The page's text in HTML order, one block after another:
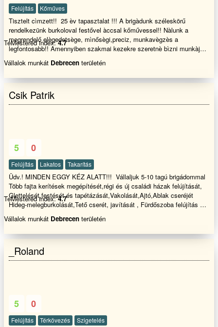
Felújítás Kőműves
Tisztelt cìmzett!! 25 èv tapasztalat !!! A brigàdunk széleskörű
rendelkezünk burkoloval festővel àccsal kőművessel!! Nàlunk a
megrendelő elègedetsège, mìnősègi,preciz, munkavègzès a
legfontosabb!! Amennyiben szakmai kezekre szeretnè bìzni munkàjàt
TeMestered index:4.7
Vállalok munkát Debrecen területén
Csik Patrik
5 0
Felújítás Lakatos Takarítás
Üdv.! MINDEN EGGY KÉZ ALATT!!! Vállaljuk 5-10 tagú brigádommal
Több fajta kerítések megépítését,régi és új családi házak felújítását,
Glettelését,festését és tapétázását,Vakolását,Ajtó,Ablak cseréjét
Hideg-melegburkolását,Tető cserét, javítását , Fürdőszoba felújítás és
Támfalak építését és bontását terasz építését és burkolását válaljuk
rövid határidőn belül dolgozunk GARANCIÁVAL!! Kérem tekintse meg
referencia képeinket és ha tetszik a munkáink akkor hívjon
bizalommal
TeMestered index:4.7
Vállalok munkát Debrecen területén
_Roland
5 0
Felújítás Térkövezés Szigetelés